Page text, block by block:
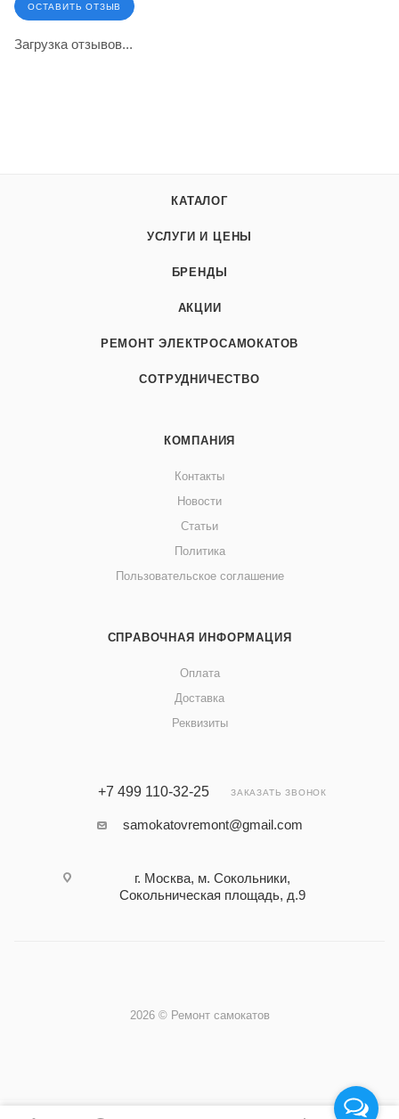
ОСТАВИТЬ ОТЗЫВ
Загрузка отзывов...
КАТАЛОГ
УСЛУГИ И ЦЕНЫ
БРЕНДЫ
АКЦИИ
РЕМОНТ ЭЛЕКТРОСАМОКАТОВ
СОТРУДНИЧЕСТВО
КОМПАНИЯ
Контакты
Новости
Статьи
Политика
Пользовательское соглашение
СПРАВОЧНАЯ ИНФОРМАЦИЯ
Оплата
Доставка
Реквизиты
+7 499 110-32-25 ЗАКАЗАТЬ ЗВОНОК
samokatovremont@gmail.com
г. Москва, м. Сокольники,
Сокольническая площадь, д.9
2026 © Ремонт самокатов